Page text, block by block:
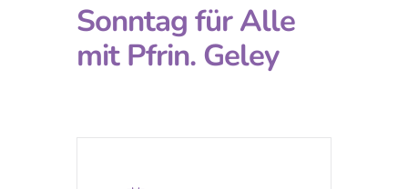
Sonntag für Alle
mit Pfrin. Geley